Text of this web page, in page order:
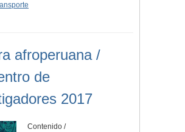
afroperuana /
de
2017
Contenido /